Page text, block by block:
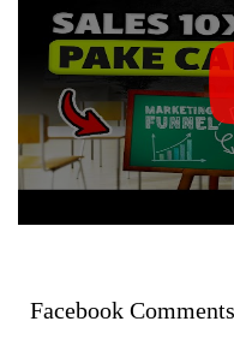
Facebook